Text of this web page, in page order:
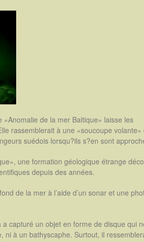
de la mer Baltique» laisse les
rassemblerait à une «soucoupe volante»
suédois lorsqu?ils s?en sont
une formation géologique étrange
depuis des années.
de la mer à l’aide d’un sonar et une
capturé un objet en forme de disque qui
ni à un bathyscaphe. Surtout, il